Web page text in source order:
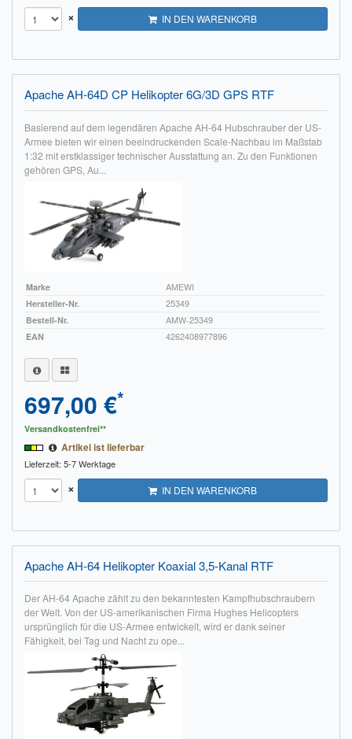
× IN DEN WARENKORB
Apache AH-64D CP Helikopter 6G/3D GPS RTF
Basierend auf dem legendären Apache AH-64 Hubschrauber der US-
Armee bieten wir einen beeindruckenden Scale-Nachbau im Maßstab
1:32 mit erstklassiger technischer Ausstattung an. Zu den Funktionen
gehören GPS, Au...
Marke
AMEWI
Hersteller-Nr.
25349
Bestell-Nr.
AMW-25349
EAN
4262408977896
697,00 €*
Versandkostenfrei**
Artikel ist lieferbar
Lieferzeit: 5-7 Werktage
× IN DEN WARENKORB
Apache AH-64 Helikopter Koaxial 3,5-Kanal RTF
Der AH-64 Apache zählt zu den bekanntesten Kampfhubschraubern
der Welt. Von der US-amerikanischen Firma Hughes Helicopters
ursprünglich für die US-Armee entwickelt, wird er dank seiner
Fähigkeit, bei Tag und Nacht zu ope...